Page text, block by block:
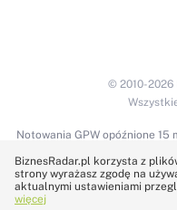
Notowania GPWopóźnione 15
© 2010-2026
Technologię
BiznesRadar.pl korzysta z
strony wyrażasz zgodę na
aktualnymi ustawieniami
więcej